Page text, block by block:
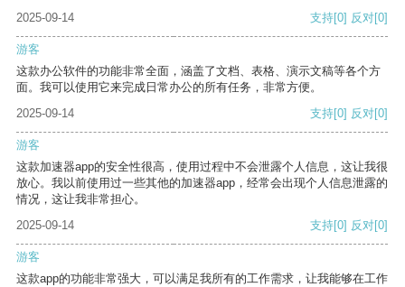
2025-09-14
支持[0] 反对[0]
游客
这款办公软件的功能非常全面，涵盖了文档、表格、演示文稿等各个方
面。我可以使用它来完成日常办公的所有任务，非常方便。
2025-09-14
支持[0] 反对[0]
游客
这款加速器app的安全性很高，使用过程中不会泄露个人信息，这让我很
放心。我以前使用过一些其他的加速器app，经常会出现个人信息泄露的
情况，这让我非常担心。
2025-09-14
支持[0] 反对[0]
游客
这款app的功能非常强大，可以满足我所有的工作需求，让我能够在工作